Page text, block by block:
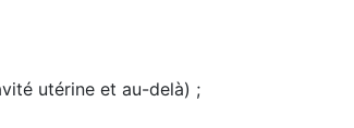
utérine et au-delà) ;